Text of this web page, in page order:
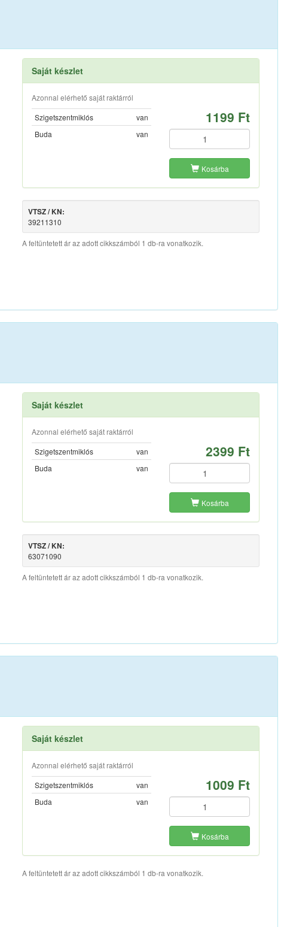
Saját készlet
Azonnal elérhető saját raktárról
Szigetszentmiklós
van
Buda
van
1199 Ft
Kosárba
VTSZ / KN:
39211310
A feltüntetett ár az adott cikkszámból 1 db-ra vonatkozik.
Saját készlet
Azonnal elérhető saját raktárról
Szigetszentmiklós
van
Buda
van
2399 Ft
Kosárba
VTSZ / KN:
63071090
A feltüntetett ár az adott cikkszámból 1 db-ra vonatkozik.
Saját készlet
Azonnal elérhető saját raktárról
Szigetszentmiklós
van
Buda
van
1009 Ft
Kosárba
A feltüntetett ár az adott cikkszámból 1 db-ra vonatkozik.